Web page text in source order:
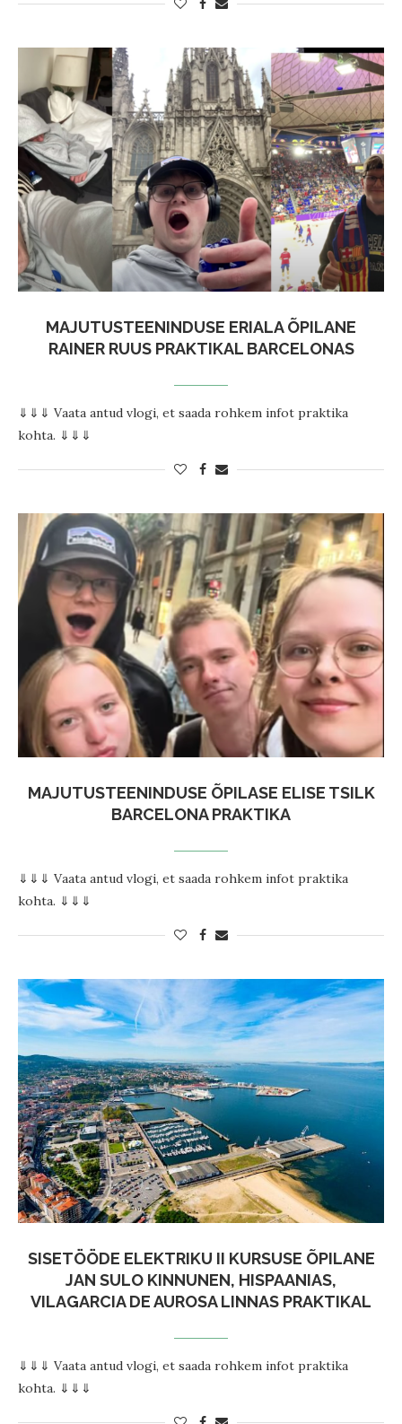
MAJUTUSTEENINDUSE ERIALA ÕPILANE
RAINER RUUS PRAKTIKAL BARCELONAS
⇓⇓⇓ Vaata antud vlogi, et saada rohkem infot praktika
kohta. ⇓⇓⇓
MAJUTUSTEENINDUSE ÕPILASE ELISE TSILK
BARCELONA PRAKTIKA
⇓⇓⇓ Vaata antud vlogi, et saada rohkem infot praktika
kohta. ⇓⇓⇓
SISETÖÖDE ELEKTRIKU II KURSUSE ÕPILANE
JAN SULO KINNUNEN, HISPAANIAS,
VILAGARCIA DE AUROSA LINNAS PRAKTIKAL
⇓⇓⇓ Vaata antud vlogi, et saada rohkem infot praktika
kohta. ⇓⇓⇓